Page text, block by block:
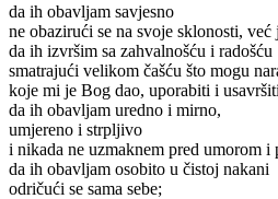
da ih obavljam savjesno
ne obazirući se na svoje sklonosti, već
da ih izvršim sa zahvalnošću i radošću
smatrajući velikom čašću što mogu
koje mi je Bog dao, uporabiti i
da ih obavljam uredno i mirno,
umjereno i strpljivo
i nikada ne uzmaknem pred umorom i
da ih obavljam osobito u čistoj nakani
odričući se sama sebe;